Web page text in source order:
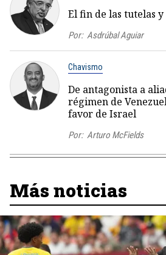
El fin de las tutelas
Por: Asdrúbal Aguiar
Chavismo
De antagonista a
régimen de
favor de Israel
Por: Arturo McFields
Más noticias